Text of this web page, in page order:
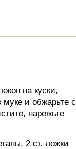
на куски,
муке и обжарьте с
нарежьте
2 ст. ложки